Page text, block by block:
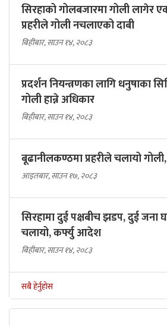
सिरहाको गोलबजारमा गोली लागेर
प्रहरीले गोली नचलाएको दाबी
बिहीबार, साउन १४, २०८३
प्रदर्शन नियन्त्रणका लागि धनुषाका
गोली हान्ने अधिकार
बिहीबार, साउन १४, २०८३
बूढानीलकण्ठमा प्रहरीले चलायो
आइतबार, साउन १७, २०८३
सिरहामा दुई पक्षबीच झडप, दुई जना
चलायो, कर्फ्यु आदेश
बिहीबार, साउन १४, २०८३
सबै हेर्नुहोस